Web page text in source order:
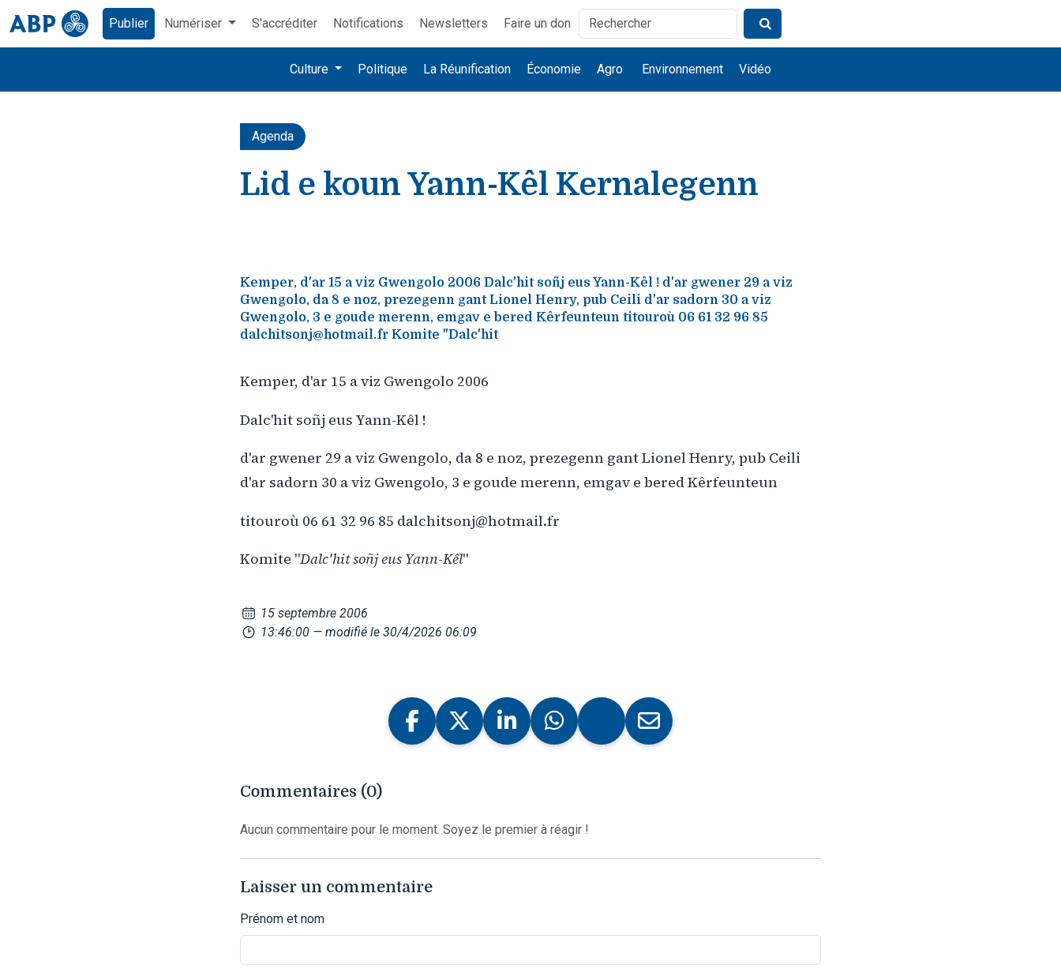
Publier Numériser S'accréditer Notifications Newsletters Faire un don
Culture Politique La Réunification Économie Agro Environnement Vidéo
Agenda
Lid e koun Yann-Kêl Kernalegenn
Kemper, d'ar 15 a viz Gwengolo 2006 Dalc'hit soñj eus Yann-Kêl ! d'ar gwener 29 a viz
Gwengolo, da 8 e noz, prezegenn gant Lionel Henry, pub Ceili d'ar sadorn 30 a viz
Gwengolo, 3 e goude merenn, emgav e bered Kêrfeunteun titouroù 06 61 32 96 85
dalchitsonj@hotmail.fr Komite "Dalc'hit
Kemper, d'ar 15 a viz Gwengolo 2006
Dalc'hit soñj eus Yann-Kêl !
d'ar gwener 29 a viz Gwengolo, da 8 e noz, prezegenn gant Lionel Henry, pub Ceili
d'ar sadorn 30 a viz Gwengolo, 3 e goude merenn, emgav e bered Kêrfeunteun
titouroù 06 61 32 96 85 dalchitsonj@hotmail.fr
Komite "Dalc'hit soñj eus Yann-Kêl"
15 septembre 2006
13:46:00 — modifié le 30/4/2026 06:09
Commentaires (0)
Aucun commentaire pour le moment. Soyez le premier à réagir !
Laisser un commentaire
Prénom et nom